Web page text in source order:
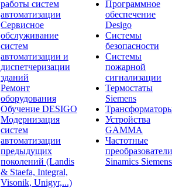
работы систем
автоматизации
Сервисное
обслуживание
систем
автоматизации и
диспетчеризации
зданий
Ремонт
оборудования
Обучение DESIGO
Модернизация
систем
автоматизации
предыдущих
поколений (Landis
& Staefa, Integral,
Visonik, Unigyr,...)
Программное
обеспечение
Desigo
Системы
безопасности
Системы
пожарной
сигнализации
Термостаты
Siemens
Устройства
GAMMA
Частотные
преобразователи
Sinamics Siemens